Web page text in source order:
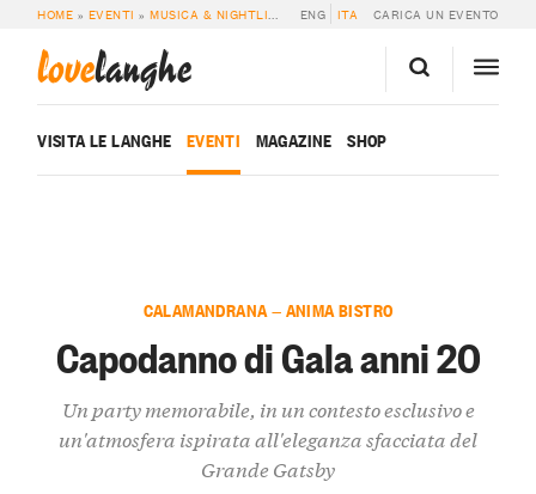
HOME » EVENTI »MUSICA & NIGHTLIFE CAPODANNO DI GALA ANNI 20
ENG ITA CARICA UN EVENTO
lovelanghe
VISITA LE LANGHE EVENTI MAGAZINE SHOP
CALAMANDRANA — ANIMA BISTRO
Capodanno di Gala anni 20
Un party memorabile, in un contesto esclusivo e
un'atmosfera ispirata all'eleganza sfacciata del
Grande Gatsby